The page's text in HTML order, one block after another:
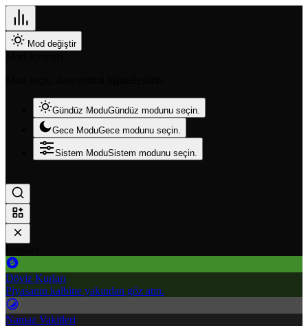
Mod değiştir
Gündüz ModuGündüz modunu seçin.
Gece ModuGece modunu seçin.
Sistem ModuSistem modunu seçin.
Döviz Kurları
Piyasanın kalbine yakından göz atın.
Namaz Vakitleri